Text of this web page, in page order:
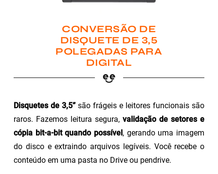
CONVERSÃO DE
DISQUETE DE 3,5
POLEGADAS PARA
DIGITAL
Disquetes de 3,5”são frágeis e leitores funcionais são
raros. Fazemos leitura segura, validação de setores e
cópia bit-a-bit quando possível, gerando uma imagem
do disco e extraindo arquivos legíveis. Você recebe o
conteúdo em uma pasta no Drive ou pendrive.